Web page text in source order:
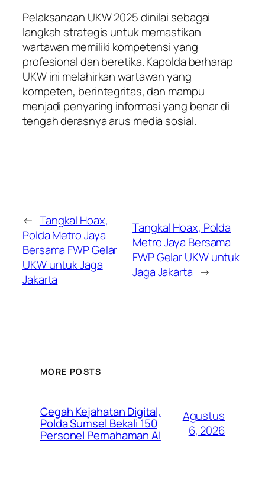
Pelaksanaan UKW 2025 dinilai sebagai
langkah strategis untuk memastikan
wartawan memiliki kompetensi yang
profesional dan beretika. Kapolda berharap
UKW ini melahirkan wartawan yang
kompeten, berintegritas, dan mampu
menjadi penyaring informasi yang benar di
tengah derasnya arus media sosial.
← Tangkal Hoax,
Polda Metro Jaya
Bersama FWP Gelar
UKW untuk Jaga
Jakarta
Tangkal Hoax, Polda
Metro Jaya Bersama
FWP Gelar UKW untuk
Jaga Jakarta →
MORE POSTS
Cegah Kejahatan Digital,
Polda Sumsel Bekali 150
Personel Pemahaman AI
Agustus
6, 2026